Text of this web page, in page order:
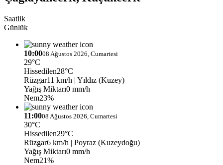
Saatlik
Günlük
10:0008 Ağustos 2026, Cumartesi
29°C
Hissedilen28°C
Rüzgar11 km/h | Yıldız (Kuzey)
Yağış Miktarı0 mm/h
Nem23%
11:0008 Ağustos 2026, Cumartesi
30°C
Hissedilen29°C
Rüzgar6 km/h | Poyraz (Kuzeydoğu)
Yağış Miktarı0 mm/h
Nem21%